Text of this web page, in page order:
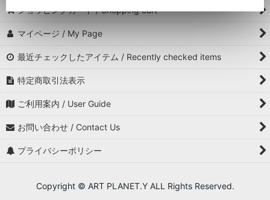
レッグウェア / Leg wear
アンダーウェア / Underwear
帽子 / Hat, Cap
バッグ, ポーチ / Bag, Pouch
スケートボード / Skateboard
ホームスタイル / Home style
マスク / Mask
ショッピングカート / Shopping cart
マイページ / My Page
最近チェックしたアイテム / Recently checked items
特定商取引法表示
ご利用案内 / User Guide
お問い合わせ / Contact Us
プライバシーポリシー
Copyright © ART PLANET.Y ALL Rights Reserved.